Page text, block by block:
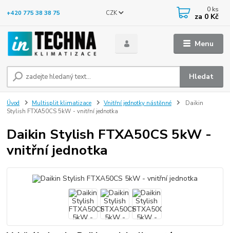
Menu
CZK
Hledat
+420 775 38 38 75 0 ks
za 0 Kč
Úvod Multisplit klimatizace Vnitřní jednotky nástěnné
Daikin
Stylish FTXA50CS 5kW - vnitřní jednotka
Daikin Stylish FTXA50CS 5kW -
vnitřní jednotka